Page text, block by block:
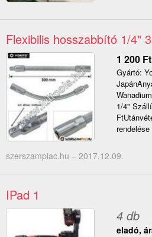
Flexibilis hosszabbító 1/4"
1 200 Ft
Gyártó:
1/4"
szerszampiac.hu – 2017.12.09.
IPad 1
4 db
eladó,